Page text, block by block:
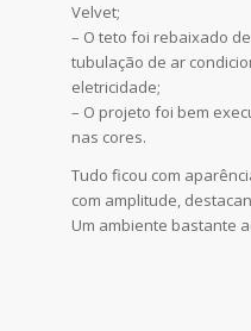
Velvet;
– O teto foi rebaixado
tubulação de ar
eletricidade;
– O projeto foi bem
nas cores.
Tudo ficou com
com amplitude,
Um ambiente bastante